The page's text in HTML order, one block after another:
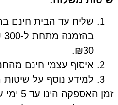
בהזמנה
איסוף עצמי חינם מהחנות.
למידע נוסף על שיטות
זמן האספקה הינו